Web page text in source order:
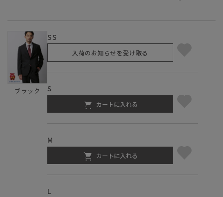
ブラック
SS
入荷のお知らせを受け取る
S
カートに入れる
M
カートに入れる
L